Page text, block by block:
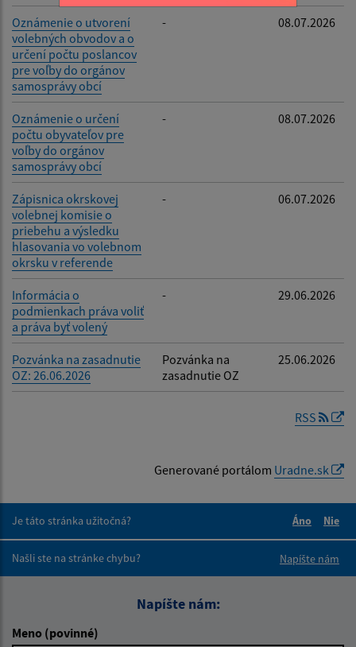
Oznámenie o utvorení
volebných obvodov a o
určení počtu poslancov
pre voľby do orgánov
samosprávy obcí
- 08.07.2026
Oznámenie o určení
počtu obyvateľov pre
voľby do orgánov
samosprávy obcí
- 08.07.2026
Zápisnica okrskovej
volebnej komisie o
priebehu a výsledku
hlasovania vo volebnom
okrsku v referende
- 06.07.2026
Informácia o
podmienkach práva voliť
a práva byť volený
- 29.06.2026
Pozvánka na zasadnutie
OZ: 26.06.2026
Pozvánka na
zasadnutie OZ
25.06.2026
RSS
Generované portálom Uradne.sk
Je táto stránka užitočná?
Áno
Nie
Našli ste na stránke chybu?
Napíšte nám
Napíšte nám:
Meno (povinné)